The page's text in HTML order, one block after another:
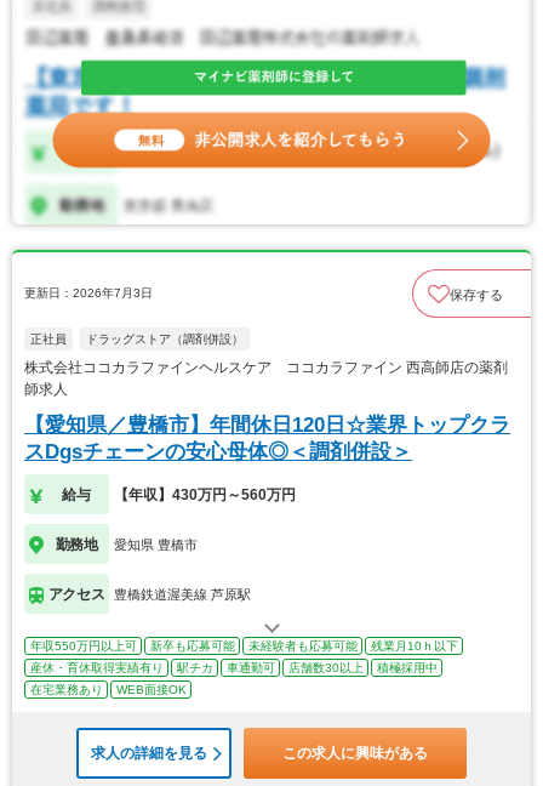
更新日：2026年7月3日 保存する
正社員 ドラッグストア（調剤併設）
株式会社ココカラファインヘルスケア ココカラファイン 西高師店の薬剤
師求人
【愛知県／豊橋市】年間休日120日☆業界トップクラ
スDgsチェーンの安心母体◎＜調剤併設＞
給与 【年収】430万円～560万円
勤務地 愛知県 豊橋市
アクセス 豊橋鉄道渥美線 芦原駅
年収550万円以上可 新卒も応募可能 未経験者も応募可能
残業月10ｈ以下
産休・育休取得実績有り
駅チカ 車通勤可 店舗数30以上
積極採用中
在宅業務あり
WEB面接OK
求人の詳細を見る この求人に興味がある